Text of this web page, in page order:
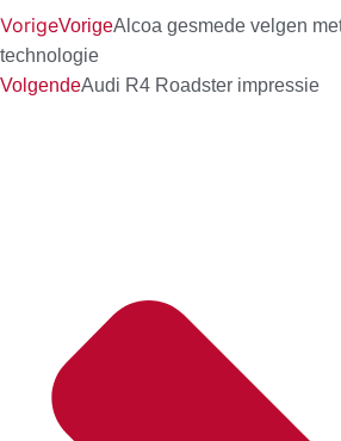
VorigeVorigeAlcoa gesmede velgen
technologie
VolgendeAudi R4 Roadster impressie